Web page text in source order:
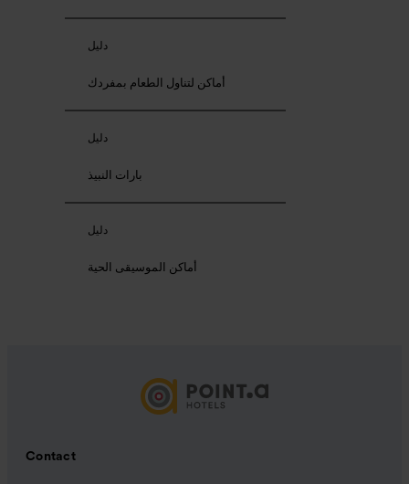
دليل
أماكن لتناول الطعام بمفردك
دليل
بارات النبيذ
دليل
أماكن الموسيقى الحية
Contact